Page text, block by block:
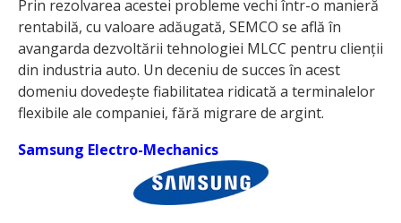
Prin rezolvarea acestei probleme vechi într-o manieră
rentabilă, cu valoare adăugată, SEMCO se află în
avangarda dezvoltării tehnologiei MLCC pentru clienții
din industria auto. Un deceniu de succes în acest
domeniu dovedește fiabilitatea ridicată a terminalelor
flexibile ale companiei, fără migrare de argint.
Samsung Electro-Mechanics